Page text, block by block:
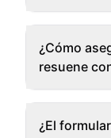
¿Cómo
resuene
¿El